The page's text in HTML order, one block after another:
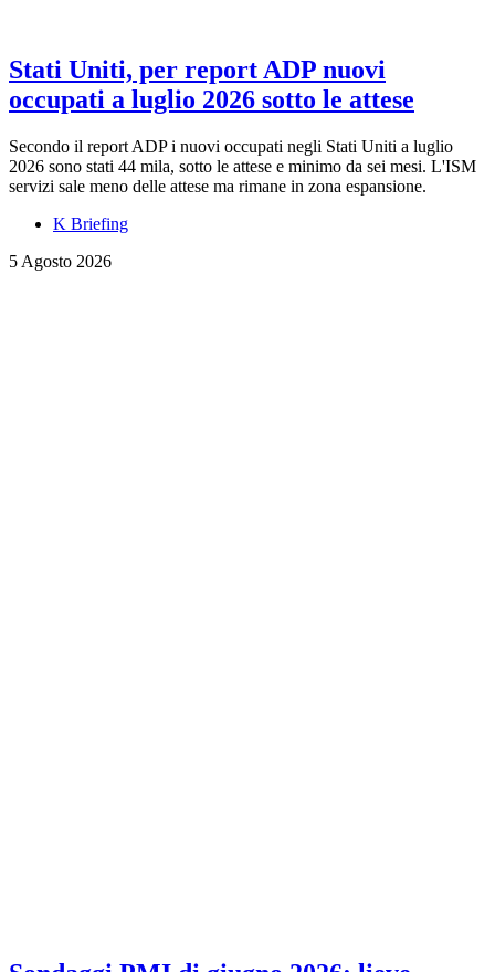
Stati Uniti, per report ADP nuovi
occupati a luglio 2026 sotto le attese
Secondo il report ADP i nuovi occupati negli Stati Uniti a luglio
2026 sono stati 44 mila, sotto le attese e minimo da sei mesi. L'ISM
servizi sale meno delle attese ma rimane in zona espansione.
K Briefing
5 Agosto 2026